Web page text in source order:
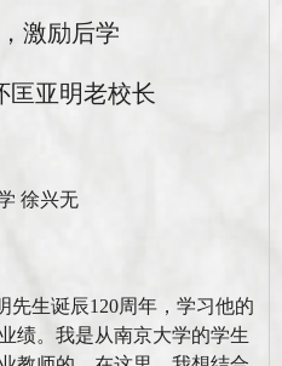
激励后学
匡亚明老校长
徐兴无
先生诞辰120周年，学习他的
绩。我是从南京大学的学生